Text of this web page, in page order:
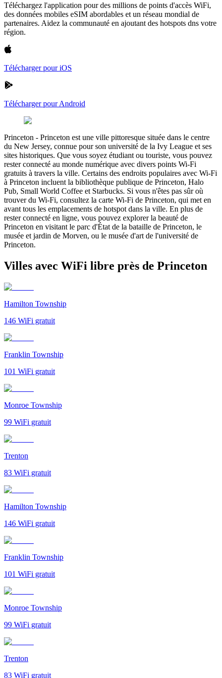
Téléchargez l'application pour des millions de points d'accès WiFi,
des données mobiles eSIM abordables et un réseau mondial de
partenaires. Aidez la communauté en ajoutant des hotspots dns votre
région.
Télécharger pour iOS
Télécharger pour Android
Princeton - Princeton est une ville pittoresque située dans le centre
du New Jersey, connue pour son université de la Ivy League et ses
sites historiques. Que vous soyez étudiant ou touriste, vous pouvez
rester connecté au monde numérique avec divers points Wi-Fi
gratuits à travers la ville. Certains des endroits populaires avec Wi-Fi
à Princeton incluent la bibliothèque publique de Princeton, Halo
Pub, Small World Coffee et Starbucks. Si vous n'êtes pas sûr où
trouver du Wi-Fi, consultez la carte Wi-Fi de Princeton, qui met en
avant tous les emplacements de hotspot dans la ville. En plus de
rester connecté en ligne, vous pouvez explorer la beauté de
Princeton en visitant le parc d'État de la bataille de Princeton, le
musée et jardin de Morven, ou le musée d'art de l'université de
Princeton.
Villes avec WiFi libre près de Princeton
Hamilton Township
146 WiFi gratuit
Franklin Township
101 WiFi gratuit
Monroe Township
99 WiFi gratuit
Trenton
83 WiFi gratuit
Hamilton Township
146 WiFi gratuit
Franklin Township
101 WiFi gratuit
Monroe Township
99 WiFi gratuit
Trenton
83 WiFi gratuit